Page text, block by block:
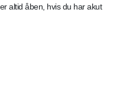
altid åben, hvis du har akut